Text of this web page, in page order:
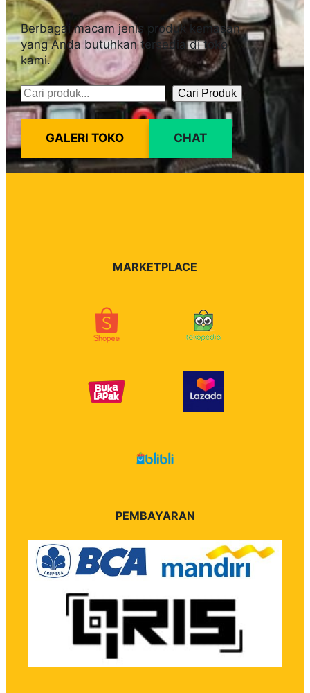
Berbagai macam jenis produk kemasan
yang Anda butuhkan tersedia di toko
kami.
Pencarian Cari Produk
GALERI TOKO CHAT
MARKETPLACE
PEMBAYARAN